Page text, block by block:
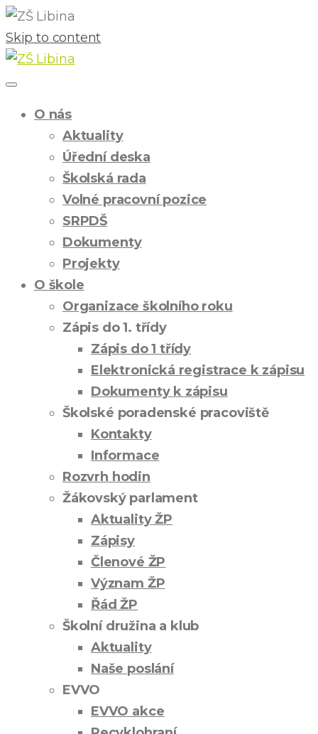
Skip to content
O nás
Aktuality
Úřední deska
Školská rada
Volné pracovní pozice
SRPDŠ
Dokumenty
Projekty
O škole
Organizace školního roku
Zápis do 1. třídy
Zápis do 1 třídy
Elektronická registrace k zápisu
Dokumenty k zápisu
Školské poradenské pracoviště
Kontakty
Informace
Rozvrh hodin
Žákovský parlament
Aktuality ŽP
Zápisy
Členové ŽP
Význam ŽP
Řád ŽP
Školní družina a klub
Aktuality
Naše poslání
EVVO
EVVO akce